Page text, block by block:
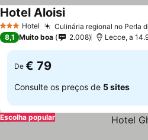
3 EstrelasHotel Culinária regional no Perla
Hotel AloisiVer preços
8,1 Muito boa 2.008 Lecce, a
De € 79
Consulte os preços de 5 sites
Escolha popular